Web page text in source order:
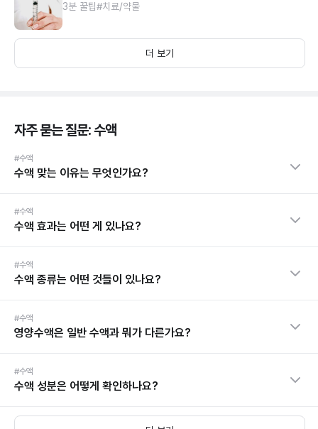
3분 꿀팁#치료/약물
더 보기
자주 묻는 질문: 수액
#수액
수액 맞는 이유는 무엇인가요?
#수액
수액 효과는 어떤 게 있나요?
#수액
수액 종류는 어떤 것들이 있나요?
#수액
영양수액은 일반 수액과 뭐가 다른가요?
#수액
수액 성분은 어떻게 확인하나요?